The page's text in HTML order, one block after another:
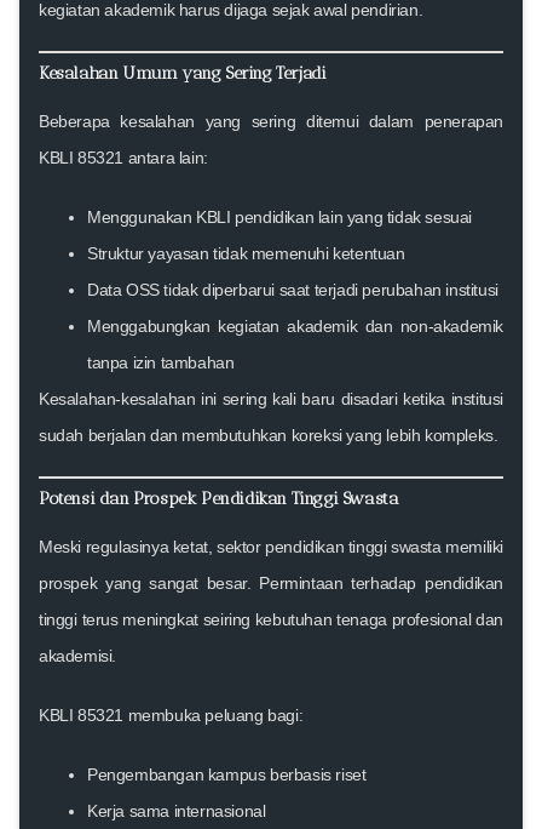
kegiatan akademik harus dijaga sejak awal pendirian.
Kesalahan Umum yang Sering Terjadi
Beberapa kesalahan yang sering ditemui dalam penerapan
KBLI 85321 antara lain:
Menggunakan KBLI pendidikan lain yang tidak sesuai
Struktur yayasan tidak memenuhi ketentuan
Data OSS tidak diperbarui saat terjadi perubahan institusi
Menggabungkan kegiatan akademik dan non-akademik
tanpa izin tambahan
Kesalahan-kesalahan ini sering kali baru disadari ketika institusi
sudah berjalan dan membutuhkan koreksi yang lebih kompleks.
Potensi dan Prospek Pendidikan Tinggi Swasta
Meski regulasinya ketat, sektor pendidikan tinggi swasta memiliki
prospek yang sangat besar. Permintaan terhadap pendidikan
tinggi terus meningkat seiring kebutuhan tenaga profesional dan
akademisi.
KBLI 85321 membuka peluang bagi:
Pengembangan kampus berbasis riset
Kerja sama internasional